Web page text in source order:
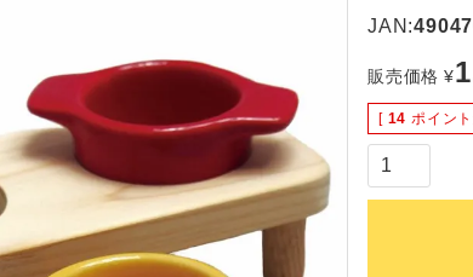
JAN:
販売価格 ¥
[ 14 ポイン